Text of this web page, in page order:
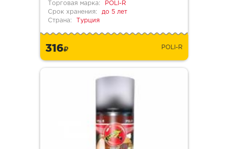
Торговая марка:
POLI-R
Срок хранения:
до 5 лет
Страна:
Турция
316 POLI-R